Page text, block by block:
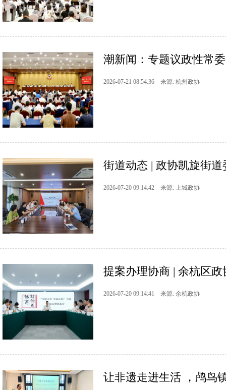
潮新闻：专题议政性常
2026-07-21 08:54:36 来源: 杭州政协
街道动态 | 政协凯旋街
2026-07-20 09:14:42 来源: 上城政协
提案办理协商 | 余杭区
2026-07-20 09:14:41 来源: 余杭政协
让非遗走进生活 ，鸬鸟